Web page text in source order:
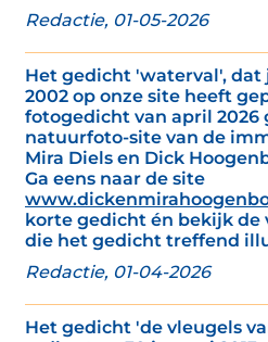
Redactie, 01-05-2026
Het gedicht 'waterval', dat
2002 op onze site heeft
fotogedicht van april 2026
natuurfoto-site van de
Mira Diels en Dick
Ga eens naar de site
korte gedicht én bekijk
die het gedicht treffend
Redactie, 01-04-2026
Het gedicht 'de vleugels